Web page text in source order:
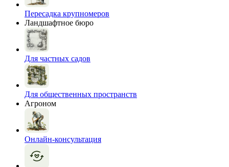
Пересадка крупномеров
Ландшафтное бюро
Для частных садов
Для общественных пространств
Агроном
Онлайн-консультация